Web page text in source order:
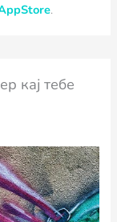
.
кај тебе